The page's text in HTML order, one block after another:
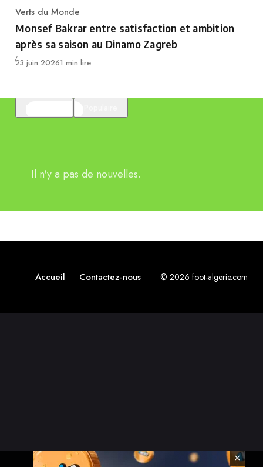
Category
Verts du Monde
Monsef Bakrar entre satisfaction et ambition
après sa saison au Dinamo Zagreb
Publié
23 juin 20261 min lire
Il n'y a pas de nouvelles.
Accueil Contactez-nous © 2026 foot-algerie.com
×